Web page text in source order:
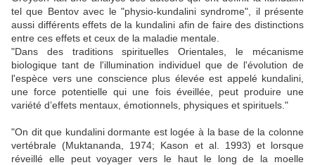
tel que Bentov avec le "physio-kundalini syndrome", il présente
aussi différents effets de la kundalini afin de faire des distinctions
entre ces effets et ceux de la maladie mentale.
"Dans des traditions spirituelles Orientales, le mécanisme
biologique tant de l'illumination individuel que de l'évolution de
l'espèce vers une conscience plus élevée est appelé kundalini,
une force potentielle qui une fois éveillée, peut produire une
variété d’effets mentaux, émotionnels, physiques et spirituels."
"On dit que kundalini dormante est logée à la base de la colonne
vertébrale (Muktananda, 1974; Kason et al. 1993) et lorsque
réveillé elle peut voyager vers le haut le long de la moelle